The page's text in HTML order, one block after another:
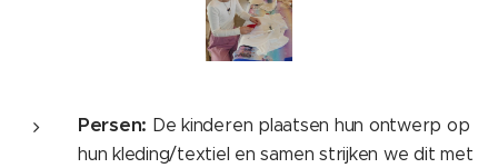
Persen: De kinderen plaatsen hun ontwerp op
hun kleding/textiel en samen strijken we dit met